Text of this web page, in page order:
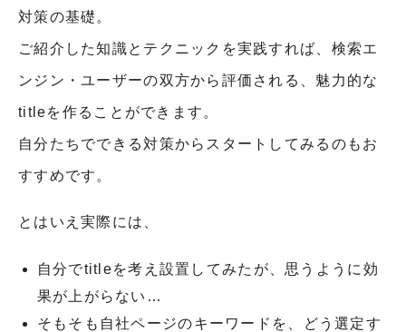
対策の基礎。
ご紹介した知識とテクニックを実践すれば、検索エ
ンジン・ユーザーの双方から評価される、魅力的な
titleを作ることができます。
自分たちでできる対策からスタートしてみるのもお
すすめです。
とはいえ実際には、
自分でtitleを考え設置してみたが、思うように効
果が上がらない…
そもそも自社ページのキーワードを、どう選定す